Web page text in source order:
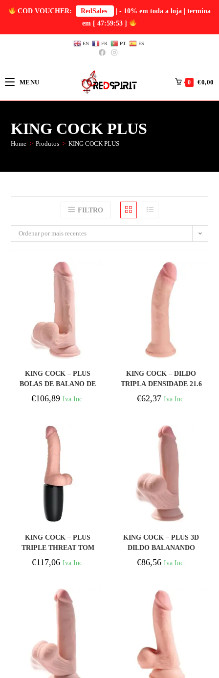
COD VOUCHER: RedSales
| - 10% em toda a loja | termina
em [ 47:59:53 ]
EN FR PT ES
MENU 0 €0,00
KING COCK PLUS
Home > Produtos > KING COCK PLUS
FILTRO
Ordenar por mais recentes
KING COCK – PLUS
BOLAS DE BALANO DE
DILDO 3D 20.3 CM
€106,89 Iva Inc.
KING COCK – DILDO
TRIPLA DENSIDADE 21.6
CM
€62,37 Iva Inc.
KING COCK – PLUS
TRIPLE THREAT TOM
DE PELE CLARO
€117,06 Iva Inc.
KING COCK – PLUS 3D
DILDO BALANANDO
BOLAS 15.2 CM PELE
CLARA
€86,56 Iva Inc.